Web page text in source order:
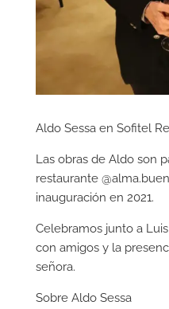
Aldo Sessa en Sofitel
Las obras de Aldo son
restaurante
inauguración en 2021.
Celebramos junto a
con amigos y la
señora.
Sobre Aldo Sessa